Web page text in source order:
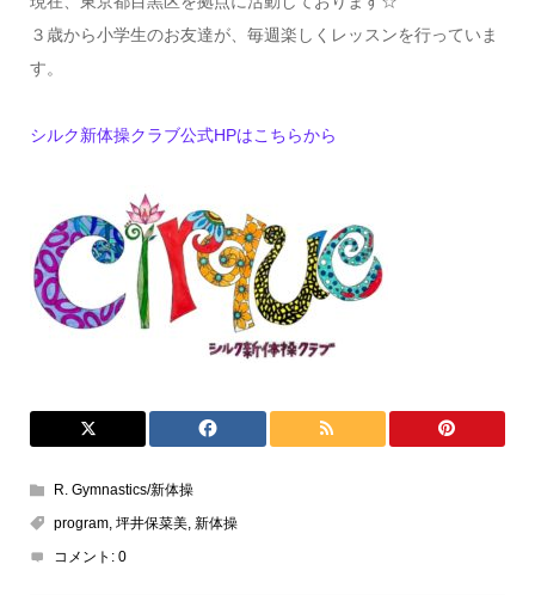
３歳から小学生のお友達が、毎週楽しくレッスンを行っていま
す。
シルク新体操クラブ公式HPはこちらから
R. Gymnastics/新体操
program, 坪井保菜美, 新体操
コメント: 0